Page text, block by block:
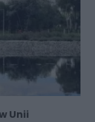
Unii